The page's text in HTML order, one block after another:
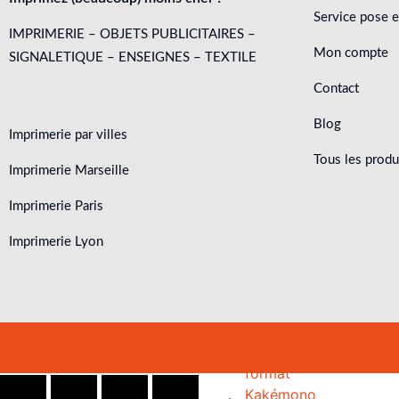
Lettres végétales
Lettres PVC rétroéclairées
Stand tube
Stand droit
ROLLUP
Kakémono
format
Kakémono
IMPRIMERIE – OBJETS PUBLICITAIRES –
SIGNALETIQUE – ENSEIGNES – TEXTILE
Imprimerie par villes
Imprimerie Marseille
Imprimerie Paris
Imprimerie Lyon
Service pose
Mon compte
Contact
Blog
Tous les